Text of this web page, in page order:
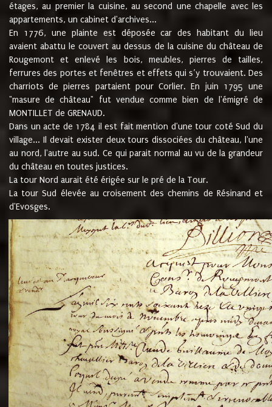
étages, au premier la cuisine, au second une chapelle avec les
appartements, un cabinet d'archives...
En 1776, une plainte est déposée car des habitant du lieu
avaient abattu le couvert au dessus de la cuisine du château de
Rougemont et enlevé les bois, meubles, pierres de tailles,
ferrures des portes et fenêtres et effets qui s’y trouvaient. Des
charriots de pierres partaient pour Corlier. En juin 1795 une
"masure de château" fut vendue comme bien de l'émigré de
MONTILLET de GRENAUD.
Dans un acte de 1784 il est fait mention d'une tour coté Sud du
village... Il devait exister deux tours dissociées du château, l'une
au nord, l'autre au sud. Ce qui parait normal au vu de la grandeur
du château en toutes justices.
La tour Nord aurait été érigée sur le pré de la Tour.
La tour Sud élevée au croisement des chemins de Résinand et
d'Evosges.